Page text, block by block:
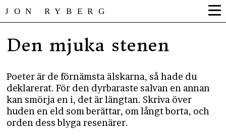
JON RYBERG
Den mjuka stenen
Poeter är de förnämsta älskarna, så hade du
deklarerat. För den dyrbaraste salvan en annan
kan smörja en i, det är längtan. Skriva över
huden en eld som berättar, om långt borta, och
orden dess blyga resenärer.